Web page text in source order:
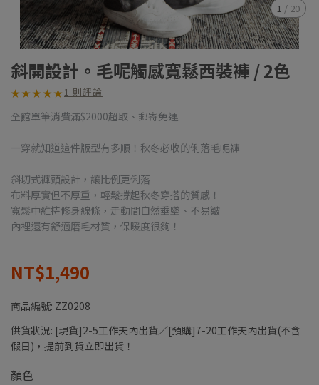
1 / 20
斜開設計。毛呢觸感寬鬆西裝褲 / 2色
★
★ ★
★ ★
★ ★
★ ★
★ 1 則評論
全館單筆消費滿$2000超取、郵寄免運
一穿就知道這件版型有多順！秋冬必收的俐落毛呢褲
斜切式褲頭設計，讓比例更俐落
布料厚實但不厚重，輕鬆撐起秋冬穿搭的質感！
寬鬆中維持修身線條，走動間自然垂墜、不易皺
內裡還有舒適磨毛材質，保暖度很夠！
NT$1,490
商品編號: ZZ0208
供貨狀況: [現貨]2-5工作天內出貨／[預購]7-20工作天內出貨(不含
假日)，提前到貨立即出貨！
顏色